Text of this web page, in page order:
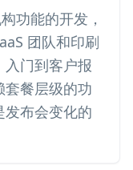
功能的开发，
团队和印刷
门到客户报
餐层级的功
布会变化的